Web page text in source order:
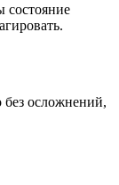
состояние
осложнений,